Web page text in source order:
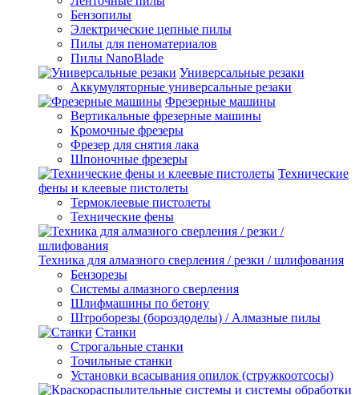
Бензопилы
Электрические цепные пилы
Пилы для пеноматериалов
Пилы NanoBlade
Универсальные резаки
Аккумуляторные универсальные резаки
Фрезерные машины
Вертикальные фрезерные машины
Кромочные фрезеры
Фрезер для снятия лака
Шпоночные фрезеры
Технические
фены и клеевые пистолеты
Термоклеевые пистолеты
Технические фены
Техника для алмазного сверления / резки / шлифования
Бензорезы
Системы алмазного сверления
Шлифмашины по бетону
Штроборезы (бороздоделы) / Алмазные пилы
Станки
Строгальные станки
Точильные станки
Установки всасывания опилок (стружкоотсосы)